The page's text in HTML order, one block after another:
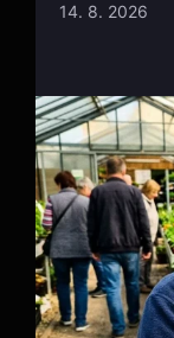
14. 8. 2026